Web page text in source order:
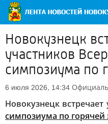
Новокузнецк
участников
симпозиума по
6 июля 2026, 14:34
Новокузнецк встречает
симпозиума по горячей